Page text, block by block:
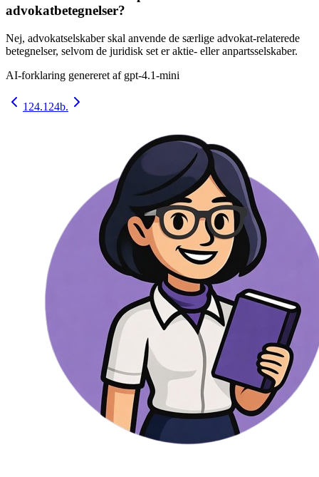
advokatbetegnelser?
Nej, advokatselskaber skal anvende de særlige advokat-relaterede
betegnelser, selvom de juridisk set er aktie- eller anpartsselskaber.
AI-forklaring genereret af gpt-4.1-mini
124.124b.